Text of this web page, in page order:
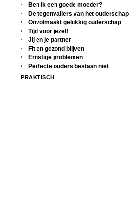
Ben ik een goede moeder?
De tegenvallers van het ouderschap
Onvolmaakt gelukkig ouderschap
Tijd voor jezelf
Jij en je partner
Fit en gezond blijven
Ernstige problemen
Perfecte ouders bestaan niet
PRAKTISCH